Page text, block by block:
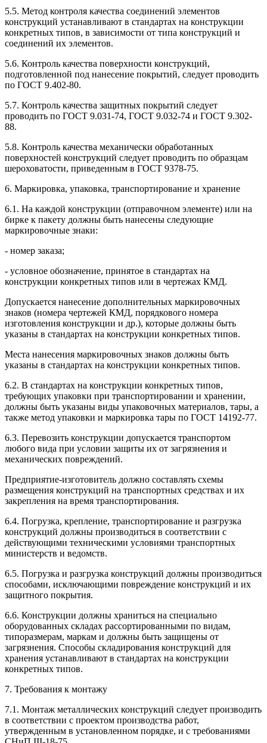
5.5. Метод контроля качества соединений элементов
конструкций устанавливают в стандартах на конструкции
конкретных типов, в зависимости от типа конструкций и
соединений их элементов.
5.6. Контроль качества поверхности конструкций,
подготовленной под нанесение покрытий, следует проводить
по ГОСТ 9.402-80.
5.7. Контроль качества защитных покрытий следует
проводить по ГОСТ 9.031-74, ГОСТ 9.032-74 и ГОСТ 9.302-
88.
5.8. Контроль качества механически обработанных
поверхностей конструкций следует проводить по образцам
шероховатости, приведенным в ГОСТ 9378-75.
6. Маркировка, упаковка, транспортирование и хранение
6.1. На каждой конструкции (отправочном элементе) или на
бирке к пакету должны быть нанесены следующие
маркировочные знаки:
- номер заказа;
- условное обозначение, принятое в стандартах на
конструкции конкретных типов или в чертежах КМД.
Допускается нанесение дополнительных маркировочных
знаков (номера чертежей КМД, порядкового номера
изготовления конструкции и др.), которые должны быть
указаны в стандартах на конструкции конкретных типов.
Места нанесения маркировочных знаков должны быть
указаны в стандартах на конструкции конкретных типов.
6.2. В стандартах на конструкции конкретных типов,
требующих упаковки при транспортировании и хранении,
должны быть указаны виды упаковочных материалов, тары, а
также метод упаковки и маркировка тары по ГОСТ 14192-77.
6.3. Перевозить конструкции допускается транспортом
любого вида при условии защиты их от загрязнения и
механических повреждений.
Предприятие-изготовитель должно составлять схемы
размещения конструкций на транспортных средствах и их
закрепления на время транспортирования.
6.4. Погрузка, крепление, транспортирование и разгрузка
конструкций должны производиться в соответствии с
действующими техническими условиями транспортных
министерств и ведомств.
6.5. Погрузка и разгрузка конструкций должны производиться
способами, исключающими повреждение конструкций и их
защитного покрытия.
6.6. Конструкции должны храниться на специально
оборудованных складах рассортированными по видам,
типоразмерам, маркам и должны быть защищены от
загрязнения. Способы складирования конструкций для
хранения устанавливают в стандартах на конструкции
конкретных типов.
7. Требования к монтажу
7.1. Монтаж металлических конструкций следует производить
в соответствии с проектом производства работ,
утвержденным в установленном порядке, и с требованиями